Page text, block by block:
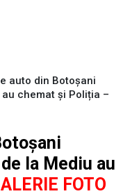
auto din Botoșani
chemat și Poliția –
la Mediu au
FOTO